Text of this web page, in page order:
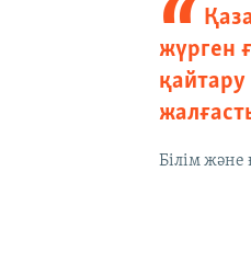
жүрген
Білім және